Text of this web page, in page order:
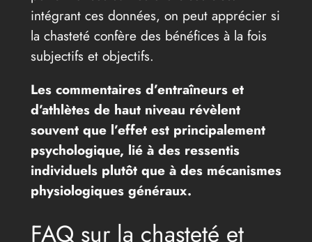
intégrant ces données, on peut apprécier si
la chasteté confère des bénéfices à la fois
subjectifs et objectifs.
Les commentaires d’entraîneurs et
d’athlètes de haut niveau révèlent
souvent que l’effet est principalement
psychologique, lié à des ressentis
individuels plutôt que à des mécanismes
physiologiques généraux.
FAQ sur la chasteté et